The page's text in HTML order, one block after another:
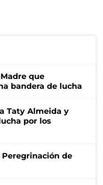
que
bandera de lucha
Taty Almeida y
por los
de